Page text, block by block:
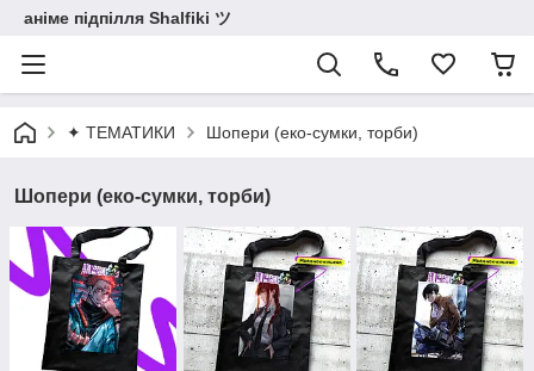
аніме підпілля Shalfiki ツ
✦ ТЕМАТИКИ Шопери (еко-сумки, торби)
Шопери (еко-сумки, торби)